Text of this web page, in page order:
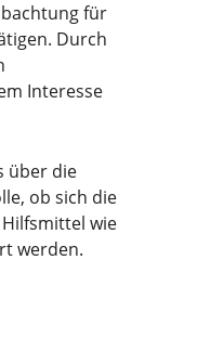
für
Durch
Interesse
über die
ob sich die
wie
werden.